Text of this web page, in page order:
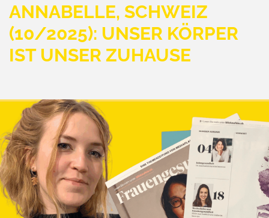
ANNABELLE, SCHWEIZ
(10/2025): UNSER KÖRPER
IST UNSER ZUHAUSE